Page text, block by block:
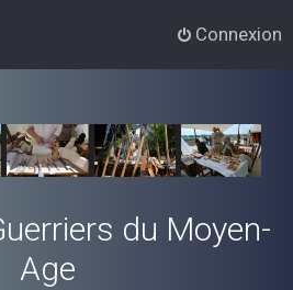
Connexion
du Moyen-
Age